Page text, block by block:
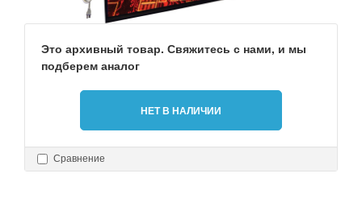
Это архивный товар. Свяжитесь с нами, и мы
подберем аналог
НЕТ В НАЛИЧИИ
Сравнение